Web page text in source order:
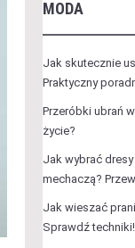
MODA
Jak skutecznie
Praktyczny
Przeróbki ubrań
życie?
Jak wybrać
mechaczą?
Jak wieszać
Sprawdź techniki!